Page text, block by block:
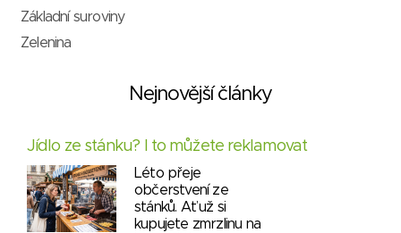
Základní suroviny
Zelenina
Nejnovější články
Jídlo ze stánku? I to můžete reklamovat
Léto přeje
občerstvení ze
stánků. Ať už si
kupujete zmrzlinu na